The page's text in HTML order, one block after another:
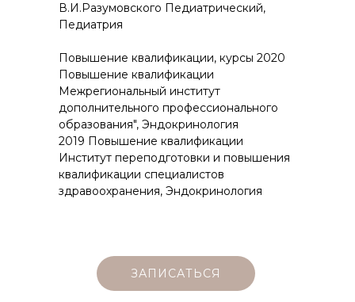
В.И.Разумовского Педиатрический,
Педиатрия
Повышение квалификации, курсы 2020
Повышение квалификации
Межрегиональный институт
дополнительного профессионального
образования", Эндокринология
2019 Повышение квалификации
Институт переподготовки и повышения
квалификации специалистов
здравоохранения, Эндокринология
ЗАПИСАТЬСЯ